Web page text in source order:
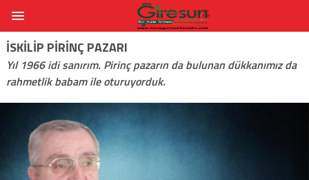
İSKILIP PIRINÇ PAZARI
Yıl 1966 idi sanırım. Pirinç pazarın da bulunan dükkanımız da
rahmetlik babam ile oturuyorduk.